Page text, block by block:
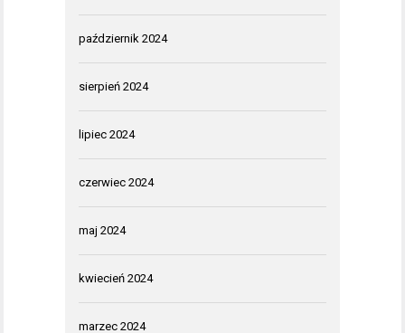
październik 2024
sierpień 2024
lipiec 2024
czerwiec 2024
maj 2024
kwiecień 2024
marzec 2024